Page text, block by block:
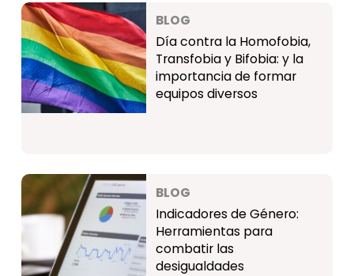
BLOG
Día contra la Homofobia,
Transfobia y Bifobia: y la
importancia de formar
equipos diversos
BLOG
Indicadores de Género:
Herramientas para
combatir las
desigualdades